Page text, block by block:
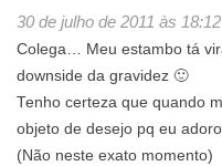
30 de julho de 2011 às 18:12
Colega… Meu estambo tá
downside da gravidez 🙂
Tenho certeza que quando
objeto de desejo pq eu
(Não neste exato momento)